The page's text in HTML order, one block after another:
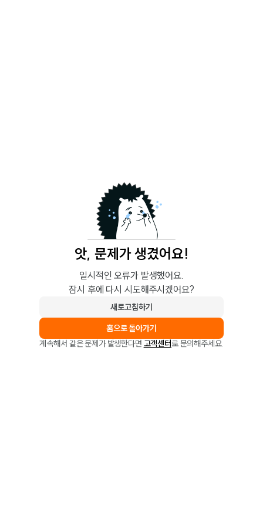
앗, 문제가 생겼어요!
일시적인 오류가 발생했어요.
잠시 후에 다시 시도해주시겠어요?
새로고침하기
홈으로 돌아가기
계속해서 같은 문제가 발생한다면 고객센터로 문의해주세요.